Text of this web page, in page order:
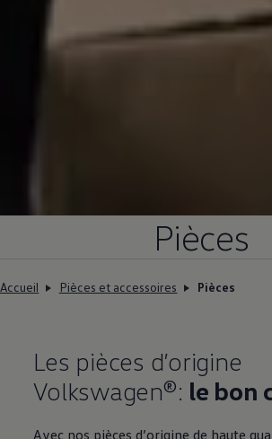
Pièces
Accueil Pièces et accessoires Pièces
Les pièces d’origine
Volkswagen®: le bon
Avec nos pièces d’origine de haute